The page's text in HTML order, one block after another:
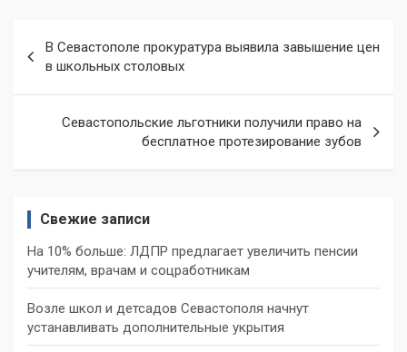
по
записям
В Севастополе прокуратура выявила завышение цен
в школьных столовых
Севастопольские льготники получили право на
бесплатное протезирование зубов
Свежие записи
На 10% больше: ЛДПР предлагает увеличить пенсии
учителям, врачам и соцработникам
Возле школ и детсадов Севастополя начнут
устанавливать дополнительные укрытия